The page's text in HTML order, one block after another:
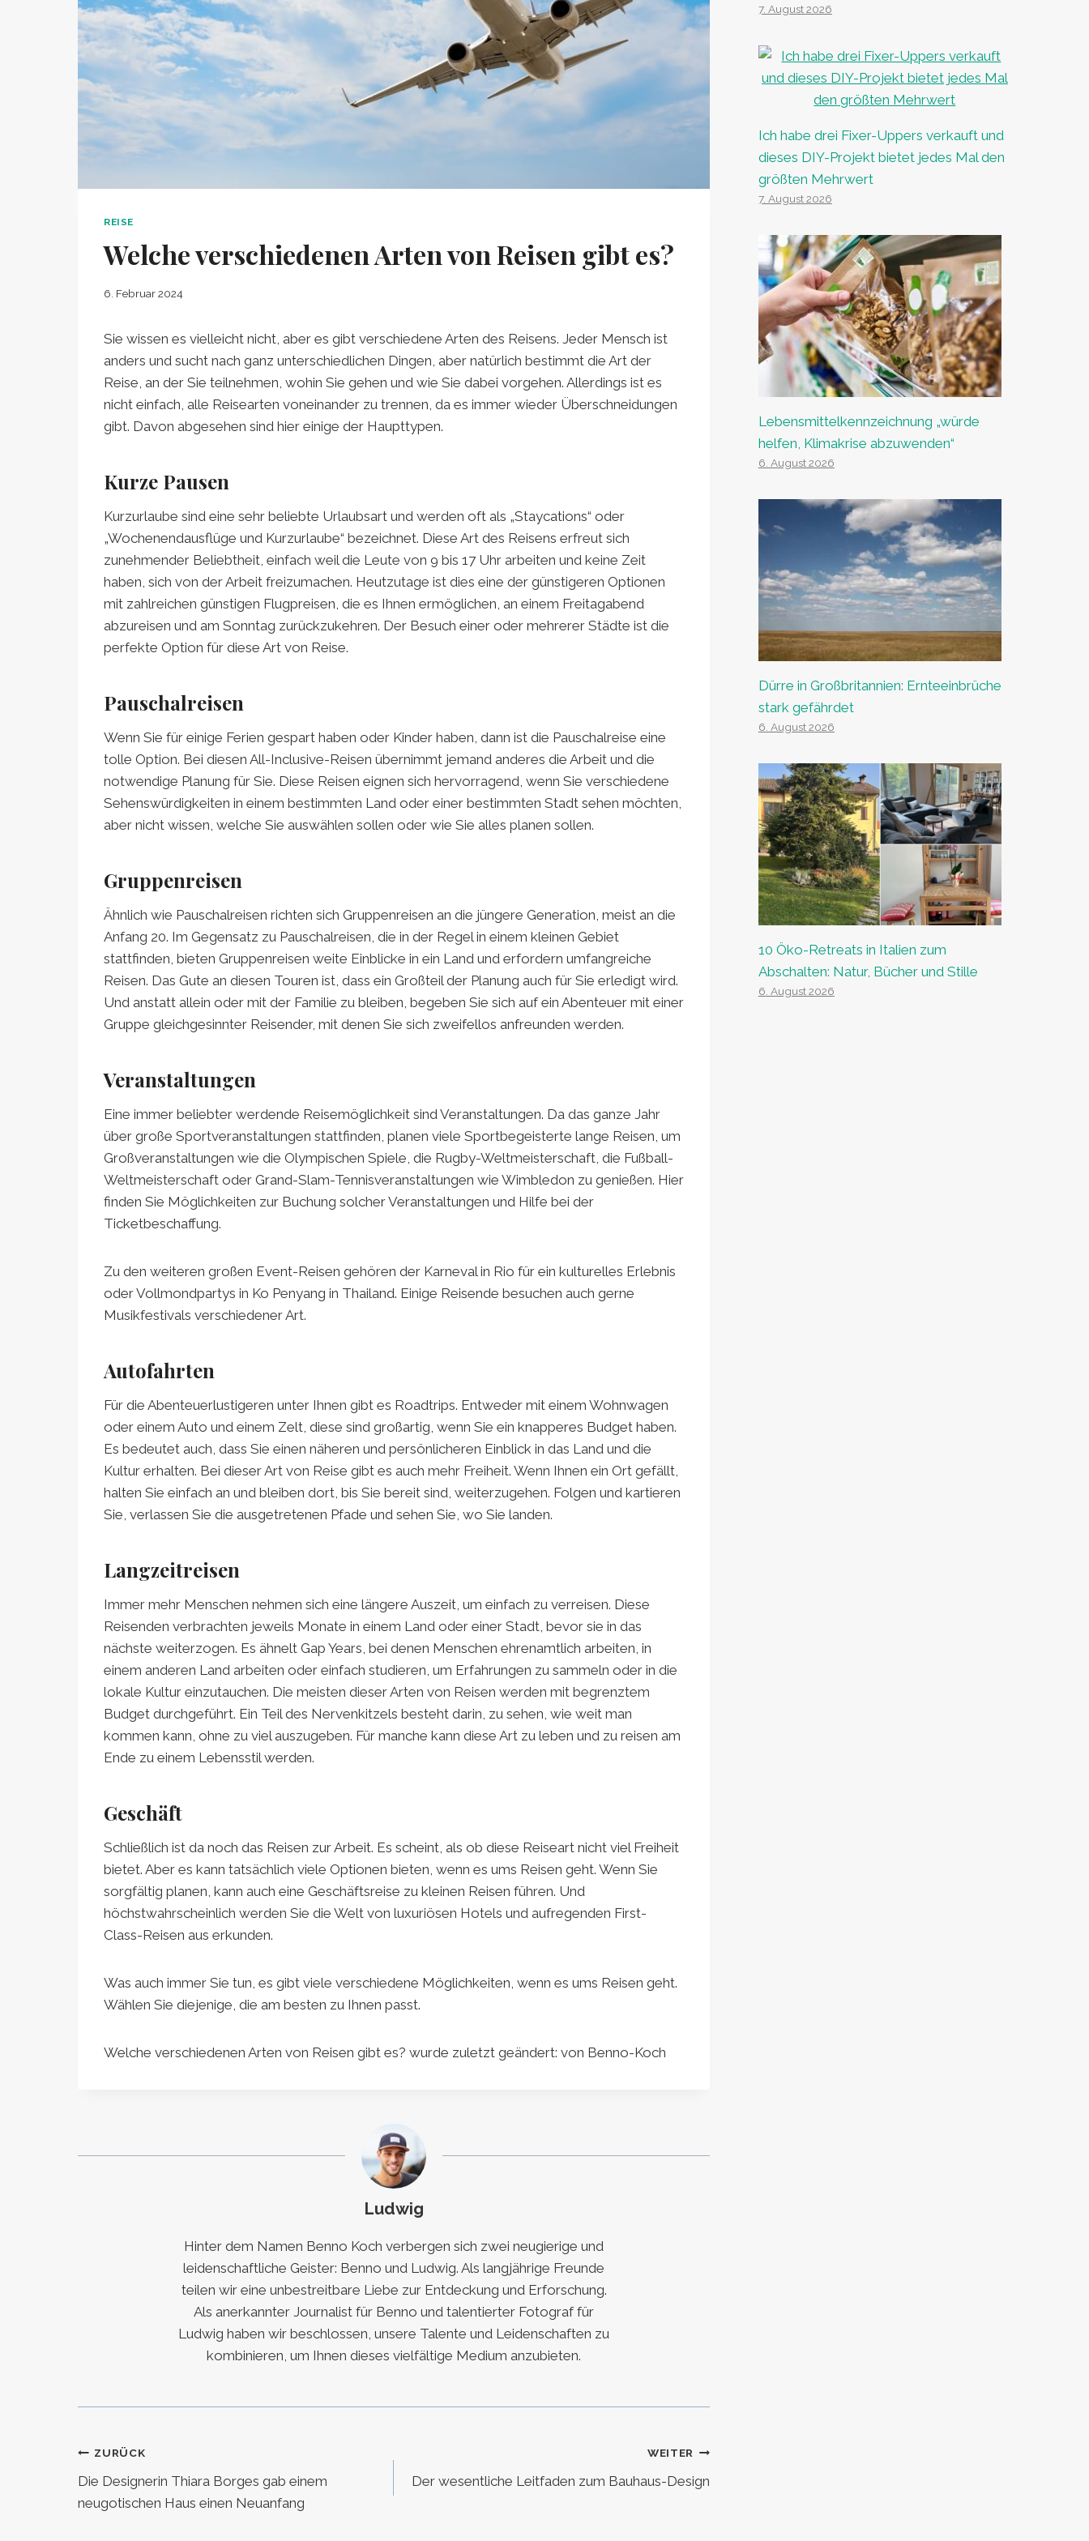
REISE
Welche verschiedenen Arten von Reisen gibt es?
6. Februar 2024
Sie wissen es vielleicht nicht, aber es gibt verschiedene Arten des Reisens. Jeder Mensch ist
anders und sucht nach ganz unterschiedlichen Dingen, aber natürlich bestimmt die Art der
Reise, an der Sie teilnehmen, wohin Sie gehen und wie Sie dabei vorgehen. Allerdings ist es
nicht einfach, alle Reisearten voneinander zu trennen, da es immer wieder Überschneidungen
gibt. Davon abgesehen sind hier einige der Haupttypen.
Kurze Pausen
Kurzurlaube sind eine sehr beliebte Urlaubsart und werden oft als „Staycations“ oder
„Wochenendausflüge und Kurzurlaube“ bezeichnet. Diese Art des Reisens erfreut sich
zunehmender Beliebtheit, einfach weil die Leute von 9 bis 17 Uhr arbeiten und keine Zeit
haben, sich von der Arbeit freizumachen. Heutzutage ist dies eine der günstigeren Optionen
mit zahlreichen günstigen Flugpreisen, die es Ihnen ermöglichen, an einem Freitagabend
abzureisen und am Sonntag zurückzukehren. Der Besuch einer oder mehrerer Städte ist die
perfekte Option für diese Art von Reise.
Pauschalreisen
Wenn Sie für einige Ferien gespart haben oder Kinder haben, dann ist die Pauschalreise eine
tolle Option. Bei diesen All-Inclusive-Reisen übernimmt jemand anderes die Arbeit und die
notwendige Planung für Sie. Diese Reisen eignen sich hervorragend, wenn Sie verschiedene
Sehenswürdigkeiten in einem bestimmten Land oder einer bestimmten Stadt sehen möchten,
aber nicht wissen, welche Sie auswählen sollen oder wie Sie alles planen sollen.
Gruppenreisen
Ähnlich wie Pauschalreisen richten sich Gruppenreisen an die jüngere Generation, meist an die
Anfang 20. Im Gegensatz zu Pauschalreisen, die in der Regel in einem kleinen Gebiet
stattfinden, bieten Gruppenreisen weite Einblicke in ein Land und erfordern umfangreiche
Reisen. Das Gute an diesen Touren ist, dass ein Großteil der Planung auch für Sie erledigt wird.
Und anstatt allein oder mit der Familie zu bleiben, begeben Sie sich auf ein Abenteuer mit einer
Gruppe gleichgesinnter Reisender, mit denen Sie sich zweifellos anfreunden werden.
Veranstaltungen
Eine immer beliebter werdende Reisemöglichkeit sind Veranstaltungen. Da das ganze Jahr
über große Sportveranstaltungen stattfinden, planen viele Sportbegeisterte lange Reisen, um
Großveranstaltungen wie die Olympischen Spiele, die Rugby-Weltmeisterschaft, die Fußball-
Weltmeisterschaft oder Grand-Slam-Tennisveranstaltungen wie Wimbledon zu genießen. Hier
finden Sie Möglichkeiten zur Buchung solcher Veranstaltungen und Hilfe bei der
Ticketbeschaffung.
Zu den weiteren großen Event-Reisen gehören der Karneval in Rio für ein kulturelles Erlebnis
oder Vollmondpartys in Ko Penyang in Thailand. Einige Reisende besuchen auch gerne
Musikfestivals verschiedener Art.
Autofahrten
Für die Abenteuerlustigeren unter Ihnen gibt es Roadtrips. Entweder mit einem Wohnwagen
oder einem Auto und einem Zelt, diese sind großartig, wenn Sie ein knapperes Budget haben.
Es bedeutet auch, dass Sie einen näheren und persönlicheren Einblick in das Land und die
Kultur erhalten. Bei dieser Art von Reise gibt es auch mehr Freiheit. Wenn Ihnen ein Ort gefällt,
halten Sie einfach an und bleiben dort, bis Sie bereit sind, weiterzugehen. Folgen und kartieren
Sie, verlassen Sie die ausgetretenen Pfade und sehen Sie, wo Sie landen.
Langzeitreisen
Immer mehr Menschen nehmen sich eine längere Auszeit, um einfach zu verreisen. Diese
Reisenden verbrachten jeweils Monate in einem Land oder einer Stadt, bevor sie in das
nächste weiterzogen. Es ähnelt Gap Years, bei denen Menschen ehrenamtlich arbeiten, in
einem anderen Land arbeiten oder einfach studieren, um Erfahrungen zu sammeln oder in die
lokale Kultur einzutauchen. Die meisten dieser Arten von Reisen werden mit begrenztem
Budget durchgeführt. Ein Teil des Nervenkitzels besteht darin, zu sehen, wie weit man
kommen kann, ohne zu viel auszugeben. Für manche kann diese Art zu leben und zu reisen am
Ende zu einem Lebensstil werden.
Geschäft
Schließlich ist da noch das Reisen zur Arbeit. Es scheint, als ob diese Reiseart nicht viel Freiheit
bietet. Aber es kann tatsächlich viele Optionen bieten, wenn es ums Reisen geht. Wenn Sie
sorgfältig planen, kann auch eine Geschäftsreise zu kleinen Reisen führen. Und
höchstwahrscheinlich werden Sie die Welt von luxuriösen Hotels und aufregenden First-
Class-Reisen aus erkunden.
Was auch immer Sie tun, es gibt viele verschiedene Möglichkeiten, wenn es ums Reisen geht.
Wählen Sie diejenige, die am besten zu Ihnen passt.
Welche verschiedenen Arten von Reisen gibt es? wurde zuletzt geändert: von Benno-Koch
Ludwig
Hinter dem Namen Benno Koch verbergen sich zwei neugierige und
leidenschaftliche Geister: Benno und Ludwig. Als langjährige Freunde
teilen wir eine unbestreitbare Liebe zur Entdeckung und Erforschung.
Als anerkannter Journalist für Benno und talentierter Fotograf für
Ludwig haben wir beschlossen, unsere Talente und Leidenschaften zu
kombinieren, um Ihnen dieses vielfältige Medium anzubieten.
Beitragsnavigation
ZURÜCK
Die Designerin Thiara Borges gab einem
neugotischen Haus einen Neuanfang
WEITER
Der wesentliche Leitfaden zum Bauhaus-Design
7. August 2026
Ich habe drei Fixer-Uppers verkauft und
dieses DIY-Projekt bietet jedes Mal den
größten Mehrwert
7. August 2026
Lebensmittelkennzeichnung „würde
helfen, Klimakrise abzuwenden“
6. August 2026
Dürre in Großbritannien: Ernteeinbrüche
stark gefährdet
6. August 2026
10 Öko-Retreats in Italien zum
Abschalten: Natur, Bücher und Stille
6. August 2026